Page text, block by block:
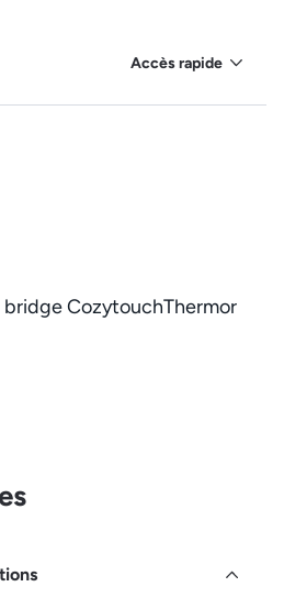
Accès rapide
CozytouchThermor